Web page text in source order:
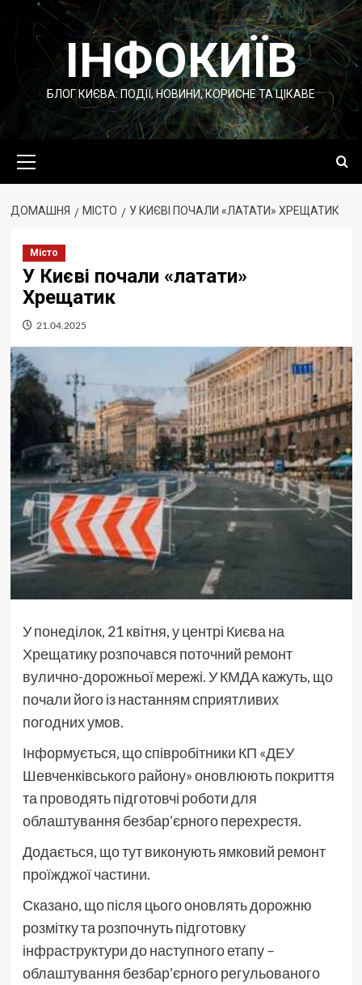
Перейти
ІНФОКИЇВ
БЛОГ КИЄВА: ПОДІЇ, НОВИНИ, КОРИСНЕ ТА ЦІКАВЕ
меню
ДОМАШНЯ МІСТО У КИЄВІ ПОЧАЛИ «ЛАТАТИ» ХРЕЩАТИК
Місто
У Києві почали «латати»
Хрещатик
21.04.2025
У понеділок, 21 квітня, у центрі Києва на
Хрещатику розпочався поточний ремонт
вулично-дорожньої мережі. У КМДА кажуть, що
почали його із настанням сприятливих
погодних умов.
Інформується, що співробітники КП «ДЕУ
Шевченківського району» оновлюють покриття
та проводять підготовчі роботи для
облаштування безбар'єрного перехрестя.
Додається, що тут виконують ямковий ремонт
проїжджої частини.
Сказано, що після цього оновлять дорожню
розмітку та розпочнуть підготовку
інфраструктури до наступного етапу –
облаштування безбар'єрного регульованого